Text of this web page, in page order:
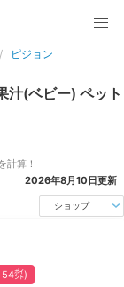
ピジョン
汁(ベビー) ペット
計算！
2026年8月10日更新
ショップ
㌽)